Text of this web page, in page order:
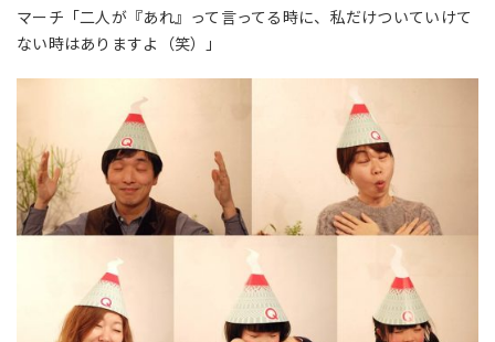
マーチ「二人が『あれ』って言ってる時に、私だけついていけて
ない時はありますよ（笑）」